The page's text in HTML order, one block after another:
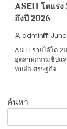
ASEH โตแร
ถึงปี 2026
admin
ASEH รายได้โต
อุตสาหกรรมชิปแ
ทบต่อเศรษฐกิจ.
ค้นหา